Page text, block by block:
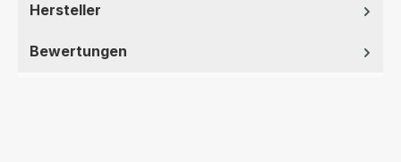
Hersteller
Bewertungen